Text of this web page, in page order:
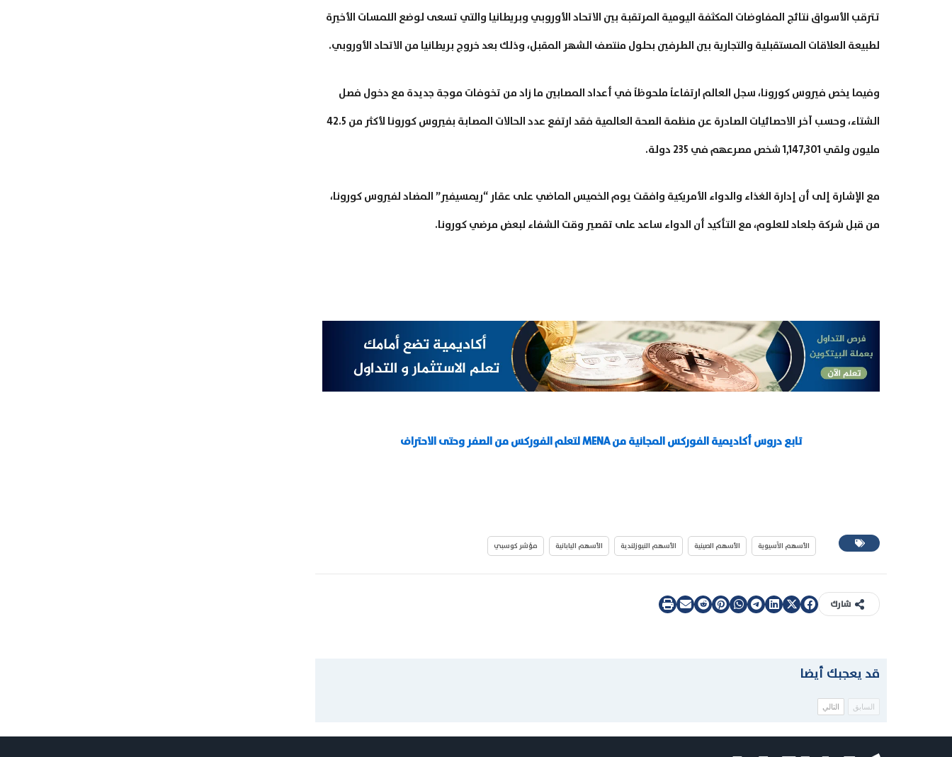
تترقب الأسواق نتائج المفاوضات المكثفة اليومية المرتقبة بين الاتحاد الأوروبي وبريطانيا والتي تسعى لوضع اللمسات الأخيرة
لطبيعة العلاقات المستقبلية والتجارية بين الطرفين بحلول منتصف الشهر المقبل، وذلك بعد خروج بريطانيا من الاتحاد الأوروبي.
وفيما يخص فيروس كورونا، سجل العالم ارتفاعاً ملحوظاً في أعداد المصابين ما زاد من تخوفات موجة جديدة مع دخول فصل
الشتاء، وحسب آخر الاحصائيات الصادرة عن منظمة الصحة العالمية فقد ارتفع عدد الحالات المصابة بفيروس كورونا لأكثر من 42.5
مليون ولقي 1,147,301 شخص مصرعهم في 235 دولة.
مع الإشارة إلى أن إدارة الغذاء والدواء الأمريكية وافقت يوم الخميس الماضي على عقار “ريمسيفير” المضاد لفيروس كورونا،
من قبل شركة جلعاد للعلوم، مع التأكيد أن الدواء ساعد على تقصير وقت الشفاء لبعض مرضي كورونا.
تابع دروس أكاديمية الفوركس المجانية من MENA لتعلم الفوركس من الصفر وحتى الاحتراف
الأسهم الآسيوية الأسهم الصينية الأسهم النيوزلندية الأسهم اليابانية مؤشر كوسبي
شارك
قد يعجبك أيضا
السابق التالي